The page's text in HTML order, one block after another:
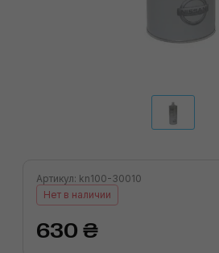
Артикул: kn100-30010
Нет в наличии
630 ₴